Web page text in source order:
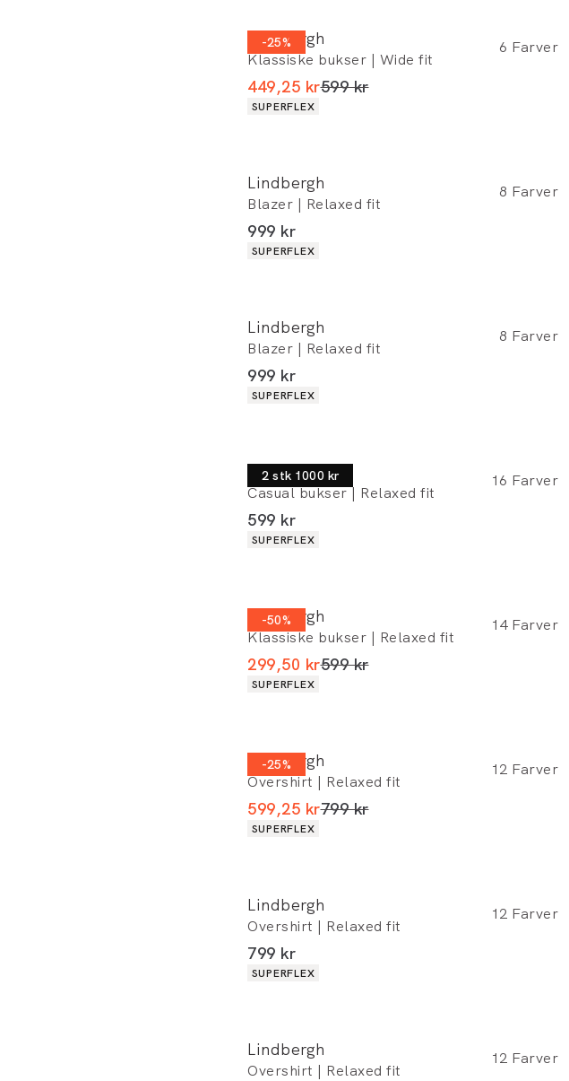
-25%
Lindbergh
Klassiske bukser | Wide fit
6 Farver
449,25 krI alt (uden rabat)
599 kr
Produkt egenskaber
SUPERFLEX
Lindbergh
Blazer | Relaxed fit
8 Farver
I alt (inkl. rabat)
999 kr
Produkt egenskaber
SUPERFLEX
Lindbergh
Blazer | Relaxed fit
8 Farver
I alt (inkl. rabat)
999 kr
Produkt egenskaber
SUPERFLEX
2 stk 1000 kr
Lindbergh
Casual bukser | Relaxed fit
16 Farver
I alt (inkl. rabat)
599 kr
Produkt egenskaber
SUPERFLEX
-50%
Lindbergh
Klassiske bukser | Relaxed fit
14 Farver
299,50 krI alt (uden rabat)
599 kr
Produkt egenskaber
SUPERFLEX
-25%
Lindbergh
Overshirt | Relaxed fit
12 Farver
599,25 krI alt (uden rabat)
799 kr
Produkt egenskaber
SUPERFLEX
Lindbergh
Overshirt | Relaxed fit
12 Farver
I alt (inkl. rabat)
799 kr
Produkt egenskaber
SUPERFLEX
Lindbergh
Overshirt | Relaxed fit
12 Farver